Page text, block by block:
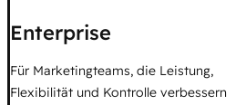
Enterprise
Für Marketingteams, die Leistung,
Flexibilität und Kontrolle verbessern